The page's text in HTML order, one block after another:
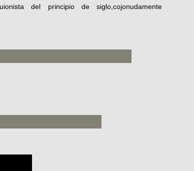
del principio de siglo,cojonudamente